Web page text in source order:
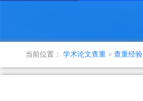
当前位置： 学术论文查重 > 查重经验